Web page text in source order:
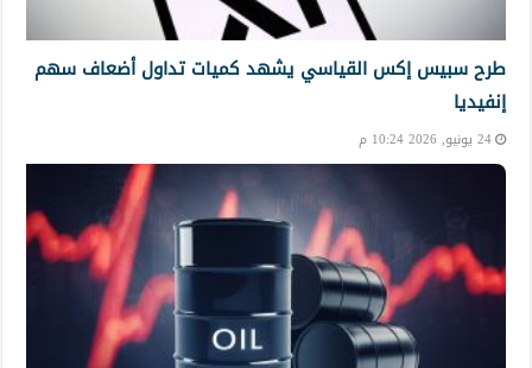
طرح سبيس إكس القياسي يشهد كميات تداول أضعاف سهم
إنفيديا
24 يونيو, 2026 10:24 م